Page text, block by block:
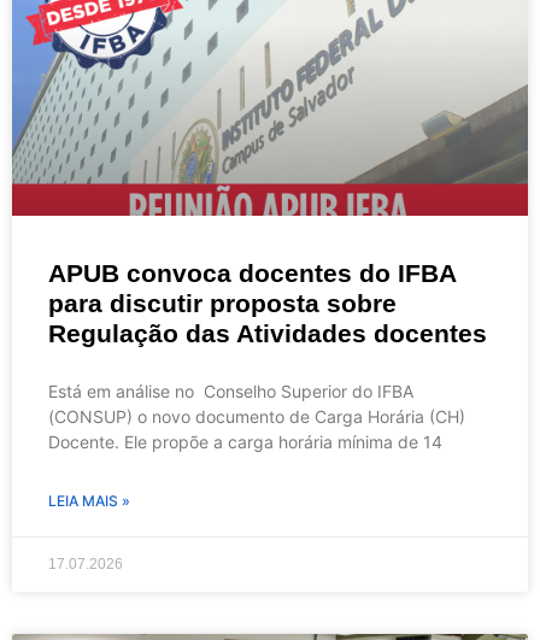
APUB convoca docentes do IFBA
para discutir proposta sobre
Regulação das Atividades docentes
Está em análise no Conselho Superior do IFBA
(CONSUP) o novo documento de Carga Horária (CH)
Docente. Ele propõe a carga horária mínima de 14
LEIA MAIS »
17.07.2026